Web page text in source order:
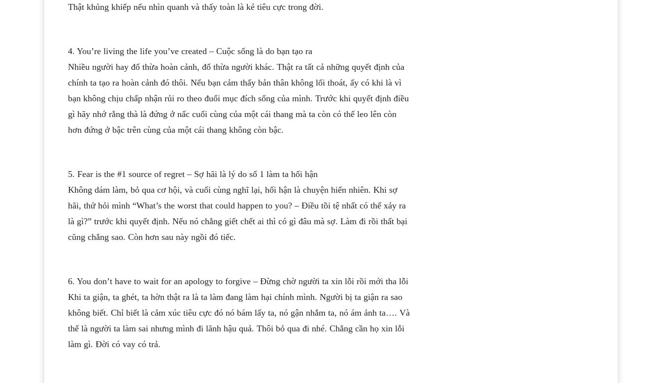
Thật khủng khiếp nếu nhìn quanh và thấy toàn là kẻ tiêu cực trong đời.
4. You’re living the life you’ve created – Cuộc sống là do bạn tạo ra
Nhiều người hay đổ thừa hoàn cảnh, đổ thừa người khác. Thật ra tất cả những quyết định của
chính ta tạo ra hoàn cảnh đó thôi. Nếu bạn cảm thấy bản thân không lối thoát, ấy có khi là vì
bạn không chịu chấp nhận rủi ro theo đuổi mục đích sống của mình. Trước khi quyết định điều
gì hãy nhớ rằng thà là đứng ở nấc cuối cùng của một cái thang mà ta còn có thể leo lên còn
hơn đứng ở bậc trên cùng của một cái thang không còn bậc.
5. Fear is the #1 source of regret – Sợ hãi là lý do số 1 làm ta hối hận
Không dám làm, bỏ qua cơ hội, và cuối cùng nghĩ lại, hối hận là chuyện hiển nhiên. Khi sợ
hãi, thử hỏi mình “What’s the worst that could happen to you? – Điều tồi tệ nhất có thể xảy ra
là gì?” trước khi quyết định. Nếu nó chẳng giết chết ai thì có gì đâu mà sợ. Làm đi rồi thất bại
cũng chẳng sao. Còn hơn sau này ngồi đó tiếc.
6. You don’t have to wait for an apology to forgive – Đừng chờ người ta xin lỗi rồi mới tha lỗi
Khi ta giận, ta ghét, ta hờn thật ra là ta làm đang làm hại chính mình. Người bị ta giận ra sao
không biết. Chỉ biết là cảm xúc tiêu cực đó nó bám lấy ta, nó gận nhắm ta, nó ám ảnh ta…. Và
thế là người ta làm sai nhưng mình đi lãnh hậu quả. Thôi bỏ qua đi nhé. Chẳng cần họ xin lỗi
làm gì. Đời có vay có trả.